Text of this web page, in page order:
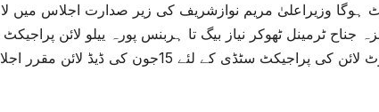
ہوگا وزیراعلیٰ مریم نوازشریف کی زیر صدارت اجلاس میں
ٹرانزٹ لائن کی پراجیکٹ سٹڈی کے